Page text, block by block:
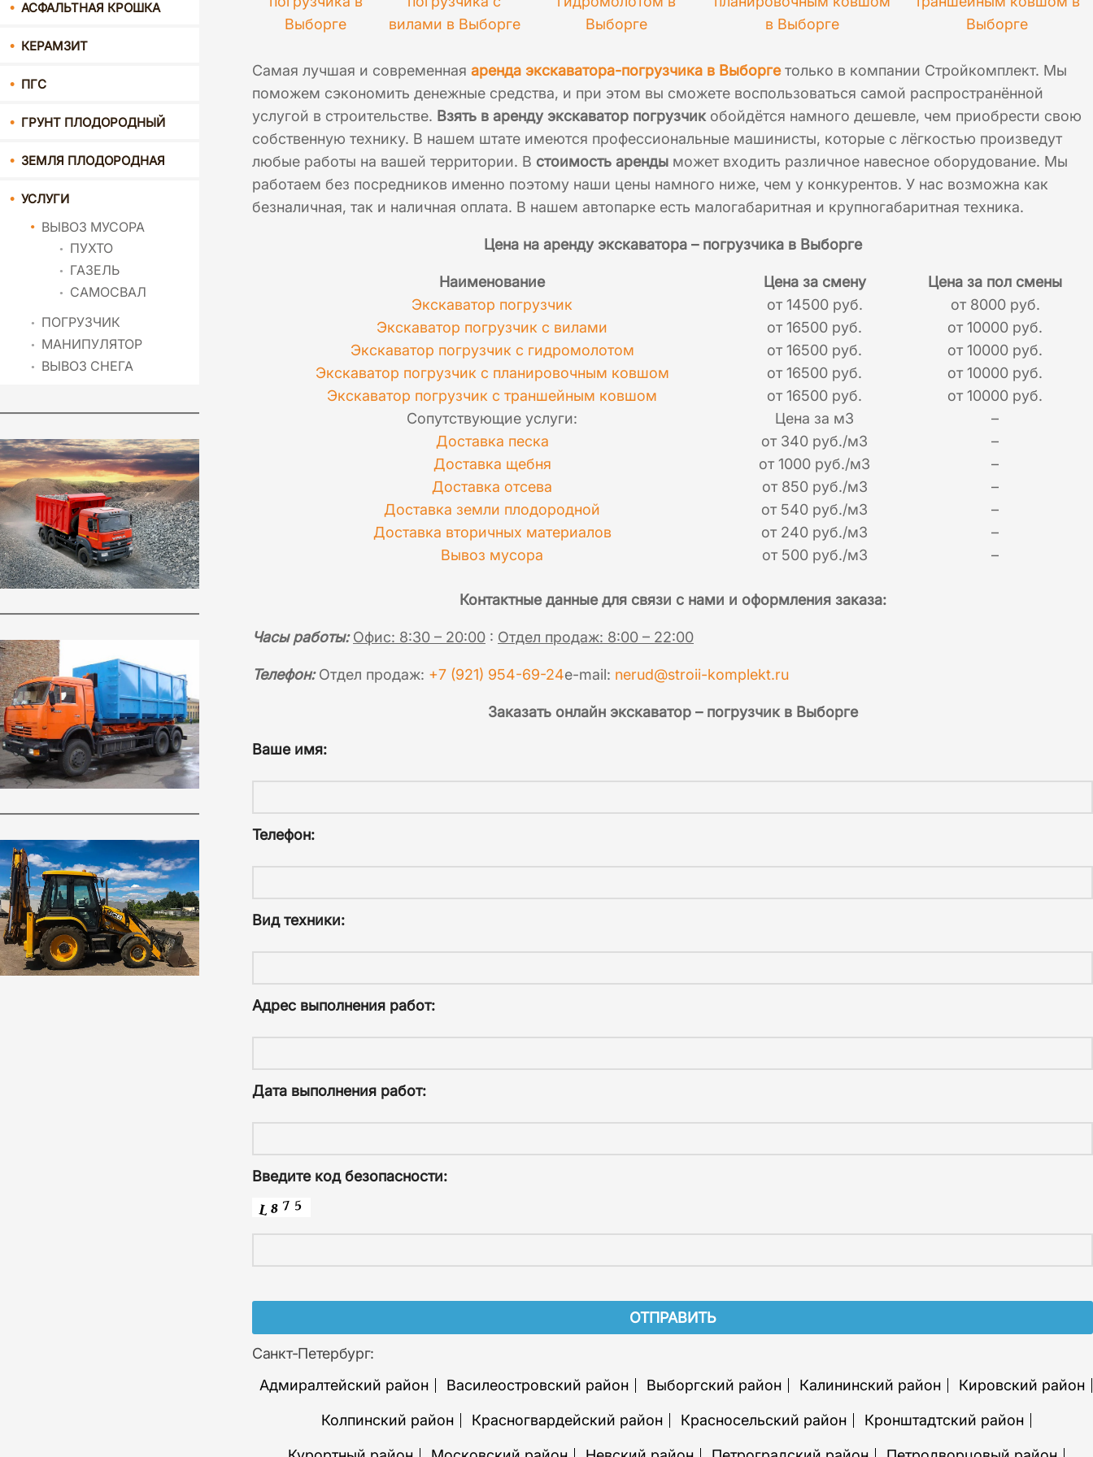
Выборге
вилами в Выборге
Выборге
в Выборге
Выборге
Самая лучшая и современная аренда экскаватора-погрузчика в Выборгетолько в компании Стройкомплект. Мы
поможем сэкономить денежные средства, и при этом вы сможете воспользоваться самой распространённой
услугой в строительстве. Взять в аренду экскаватор погрузчикобойдётся намного дешевле, чем приобрести свою
собственную технику. В нашем штате имеются профессиональные машинисты, которые с лёгкостью произведут
любые работы на вашей территории. В стоимость аренды может входить различное навесное оборудование. Мы
работаем без посредников именно поэтому наши цены намного ниже, чем у конкурентов. У нас возможна как
безналичная, так и наличная оплата. В нашем автопарке есть малогабаритная и крупногабаритная техника.
Цена на аренду экскаватора – погрузчика в Выборге
Наименование Цена за смену
Цена за пол смены
Экскаватор погрузчик
от 14500 руб.
от 8000 руб.
Экскаватор погрузчик с вилами
от 16500 руб.
от 10000 руб.
Экскаватор погрузчик с гидромолотом
от 16500 руб.
от 10000 руб.
Экскаватор погрузчик с планировочным ковшом
от 16500 руб.
от 10000 руб.
Экскаватор погрузчик с траншейным ковшом
от 16500 руб.
от 10000 руб.
Сопутствующие услуги:
Цена за м3
–
Доставка песка
от 340 руб./м3
–
Доставка щебня
от 1000 руб./м3
–
Доставка отсева
от 850 руб./м3
–
Доставка земли плодородной
от 540 руб./м3
–
Доставка вторичных материалов
от 240 руб./м3
–
Вывоз мусора
от 500 руб./м3 –
Контактные данные для связи с нами и оформления заказа:
Часы работы:Офис: 8:30 – 20:00 : Отдел продаж: 8:00 – 22:00
Телефон:Отдел продаж: +7 (921) 954-69-24e-mail: nerud@stroii-komplekt.ru
Заказать онлайн экскаватор – погрузчик в Выборге
Ваше имя:
Телефон:
Вид техники:
Адрес выполнения работ:
Дата выполнения работ:
Введите код безопасности:
Санкт-Петербург:
Адмиралтейский район
Василеостровский район Выборгский район Калининский район Кировский район
Колпинский район Красногвардейский район Красносельский район Кронштадтский район
АСФАЛЬТНАЯ КРОШКА
КЕРАМЗИТ
ПГС
ГРУНТ ПЛОДОРОДНЫЙ
ЗЕМЛЯ ПЛОДОРОДНАЯ
УСЛУГИ
ВЫВОЗ МУСОРА
ПУХТО
ГАЗЕЛЬ
САМОСВАЛ
ПОГРУЗЧИК
МАНИПУЛЯТОР
ВЫВОЗ СНЕГА